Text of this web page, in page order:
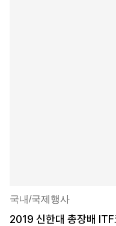
국내/국제행사
2019 신한대 총장배